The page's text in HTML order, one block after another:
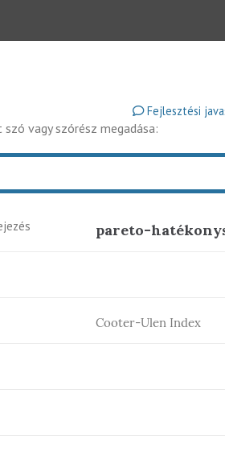
Fejlesztési
vagy szórész megadása:
pareto-
Cooter-Ulen Index